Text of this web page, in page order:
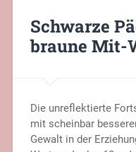
Schwarze
braune Mit-
Die unreflektierte
mit scheinbar
Gewalt in der